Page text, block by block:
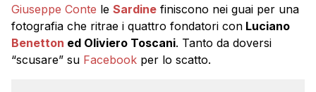
Giuseppe Conte le Sardine finiscono nei guai per una
fotografia che ritrae i quattro fondatori con Luciano
Benetton ed Oliviero Toscani. Tanto da doversi
“scusare” su Facebook per lo scatto.